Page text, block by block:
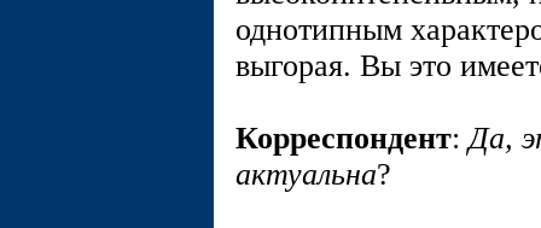
однотипным
выгорая. Вы это
Корреспондент:Да,
актуальна?